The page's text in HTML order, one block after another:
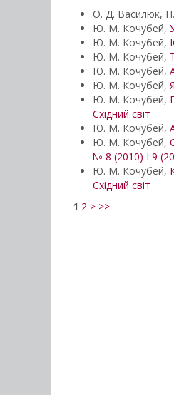
О. Д. Василюк,
Ю. М. Кочубей,
Ю. М. Кочубей,
Ю. М. Кочубей,
Ю. М. Кочубей,
Ю. М. Кочубей,
Ю. М. Кочубей,
Східний світ
Ю. М. Кочубей,
Ю. М. Кочубей,
№ 8 (2010) І 9
Ю. М. Кочубей,
Східний світ
1 2 > >>